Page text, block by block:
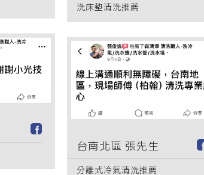
洗床墊清洗推薦
台南北區 張先生
分離式冷氣清洗推薦